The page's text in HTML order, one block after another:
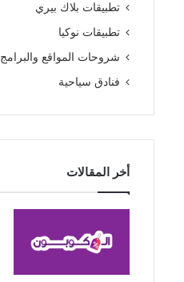
تطبيقات بلاك بيري
تطبيقات نوكيا
شروحات المواقع والبرامج
فنادق سياحية
أخر المقالات